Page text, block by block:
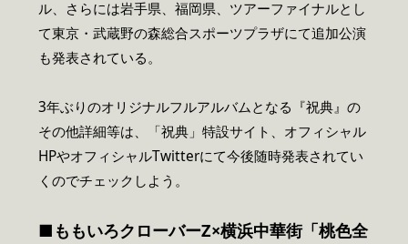
ル、さらには岩手県、福岡県、ツアーファイナルとし
て東京・武蔵野の森総合スポーツプラザにて追加公演
も発表されている。
3年ぶりのオリジナルフルアルバムとなる『祝典』の
その他詳細等は、「祝典」特設サイト、オフィシャル
HPやオフィシャルTwitterにて今後随時発表されてい
くのでチェックしよう。
■ももいろクローバーZ×横浜中華街「桃色全